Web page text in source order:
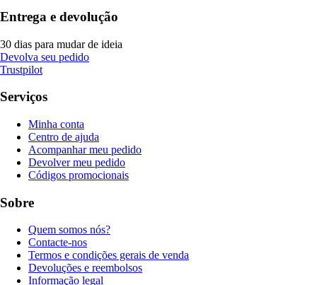
Entrega e devolução
30 dias para mudar de ideia
Devolva seu pedido
Trustpilot
Serviços
Minha conta
Centro de ajuda
Acompanhar meu pedido
Devolver meu pedido
Códigos promocionais
Sobre
Quem somos nós?
Contacte-nos
Termos e condições gerais de venda
Devoluções e reembolsos
Informação legal